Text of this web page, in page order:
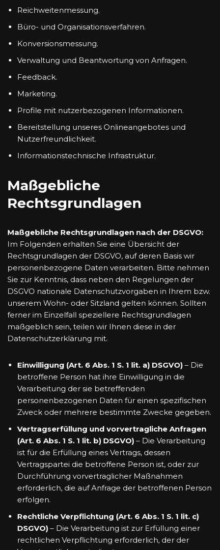
Reichweitenmessung.
Büro- und Organisationsverfahren.
Konversionsmessung.
Verwaltung und Beantwortung von Anfragen.
Feedback.
Marketing.
Profile mit nutzerbezogenen Informationen.
Bereitstellung unseres Onlineangebotes und
Nutzerfreundlichkeit.
Informationstechnische Infrastruktur.
Maßgebliche
Rechtsgrundlagen
Maßgebliche Rechtsgrundlagen nach der DSGVO:
Im Folgenden erhalten Sie eine Übersicht der
Rechtsgrundlagen der DSGVO, auf deren Basis wir
personenbezogene Daten verarbeiten. Bitte nehmen
Sie zur Kenntnis, dass neben den Regelungen der
DSGVO nationale Datenschutzvorgaben in Ihrem bzw.
unserem Wohn- oder Sitzland gelten können. Sollten
ferner im Einzelfall speziellere Rechtsgrundlagen
maßgeblich sein, teilen wir Ihnen diese in der
Datenschutzerklärung mit.
Einwilligung (Art. 6 Abs. 1 S. 1 lit. a) DSGVO) – Die
betroffene Person hat ihre Einwilligung in die
Verarbeitung der sie betreffenden
personenbezogenen Daten für einen spezifischen
Zweck oder mehrere bestimmte Zwecke gegeben.
Vertragserfüllung und vorvertragliche Anfragen
(Art. 6 Abs. 1 S. 1 lit. b) DSGVO) – Die Verarbeitung
ist für die Erfüllung eines Vertrags, dessen
Vertragspartei die betroffene Person ist, oder zur
Durchführung vorvertraglicher Maßnahmen
erforderlich, die auf Anfrage der betroffenen Person
erfolgen.
Rechtliche Verpflichtung (Art. 6 Abs. 1 S. 1 lit. c)
DSGVO) – Die Verarbeitung ist zur Erfüllung einer
rechtlichen Verpflichtung erforderlich, der der